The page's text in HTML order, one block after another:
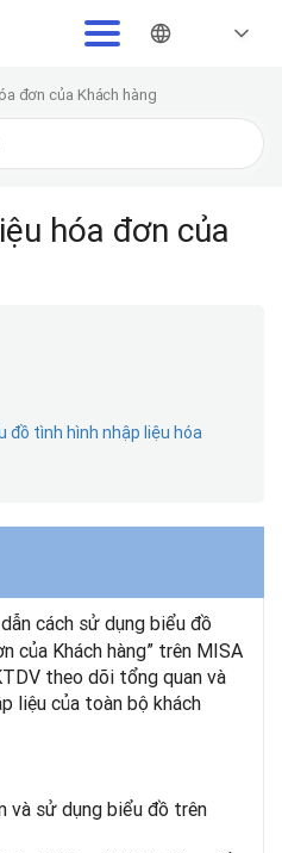
đơn của Khách hàng
hóa đơn của
đồ tình hình nhập liệu hóa
cách sử dụng biểu đồ
của Khách hàng” trên MISA
theo dõi tổng quan và
liệu của toàn bộ khách
và sử dụng biểu đồ trên